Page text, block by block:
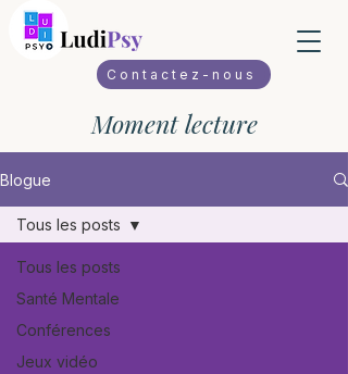
Contactez-nous
Moment lecture
Blogue
Tous les posts
Santé Mentale
Conférences
Jeux vidéo
Tous les posts